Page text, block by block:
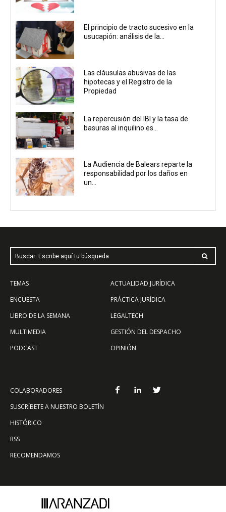
El principio de tracto sucesivo en la
usucapión: análisis de la...
Las cláusulas abusivas de las
hipotecas y el Registro de la
Propiedad
La repercusión del IBI y la tasa de
basuras al inquilino es...
La Audiencia de Balears reparte la
responsabilidad por los daños en
un...
Buscar: Escribe aquí tu búsqueda
TEMAS
ENCUESTA
LIBRO DE LA SEMANA
MULTIMEDIA
PODCAST
ACTUALIDAD JURÍDICA
PRÁCTICA JURÍDICA
LEGALTECH
GESTIÓN DEL DESPACHO
OPINIÓN
COLABORADORES
SUSCRÍBETE A NUESTRO BOLETÍN
HISTÓRICO
RSS
RECOMENDAMOS